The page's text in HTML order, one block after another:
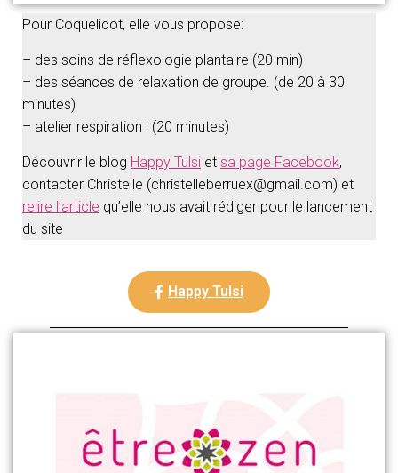
Pour Coquelicot, elle vous propose:
– des soins de réflexologie plantaire (20 min)
– des séances de relaxation de groupe. (de 20 à 30
minutes)
– atelier respiration : (20 minutes)
Découvrir le blog Happy Tulsi et sa page Facebook,
contacter Christelle (christelleberruex@gmail.com) et
relire l’article qu’elle nous avait rédiger pour le lancement
du site
Happy Tulsi